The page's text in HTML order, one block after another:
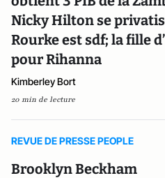
Nicky Hilton se
Rourke est sdf; la fille
pour Rihanna
Kimberley Bort
20 min de lecture
REVUE DE PRESSE PEOPLE
Brooklyn Beckham